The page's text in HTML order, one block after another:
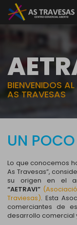
BIENVENIDOS
AS TRAVESAS
UN
Lo que conocemos
As Travesas”,
su origen en el
“AETRAVI”
Traviesas). Esta
comerciantes de
desarrollo comercial